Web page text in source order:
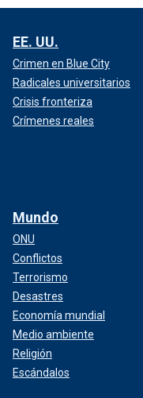
EE. UU.
Crimen en Blue City
Radicales universitarios
Crisis fronteriza
Crímenes reales
Mundo
ONU
Conflictos
Terrorismo
Desastres
Economía mundial
Medio ambiente
Religión
Escándalos